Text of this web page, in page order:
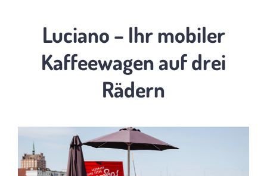
Luciano – Ihr mobiler
Kaffeewagen auf drei
Rädern